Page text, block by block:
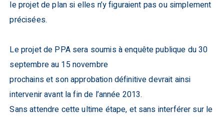
le projet de plan si elles n’y figuraient pas ou simplement
précisées.
Le projet de PPA sera soumis à enquête publique du 30
septembre au 15 novembre
prochains et son approbation définitive devrait ainsi
intervenir avant la fin de l’année 2013.
Sans attendre cette ultime étape, et sans interférer sur le